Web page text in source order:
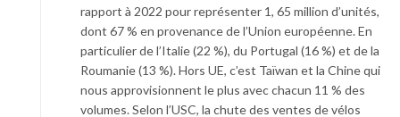
rapport à 2022 pour représenter 1, 65 million d’unités,
dont 67 % en provenance de l’Union européenne. En
particulier de l’Italie (22 %), du Portugal (16 %) et de la
Roumanie (13 %). Hors UE, c’est Taïwan et la Chine qui
nous approvisionnent le plus avec chacun 11 % des
volumes. Selon l’USC, la chute des ventes de vélos